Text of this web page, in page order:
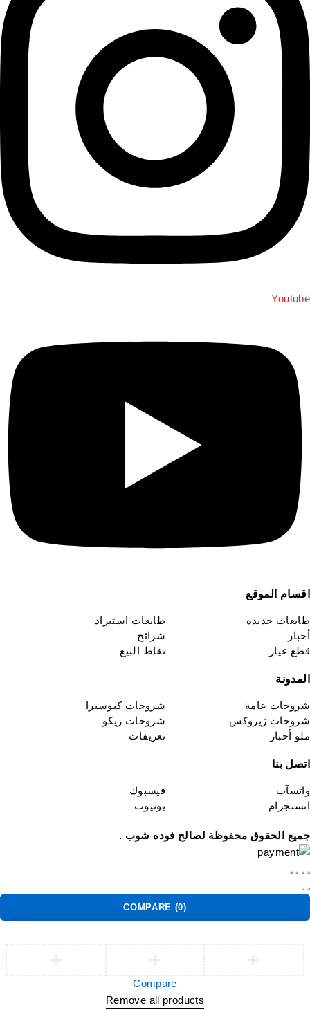
الموقع
جديده
طابعات استيراد
شرائح
غيار
نقاط البيع
عامة
شروحات كيوسيرا
زيروكس
شروحات ريكو
أحبار
تعريفات
بنا
فيسبوك
يوتيوب
الحقوق محفوظة لصالح فوده شوب .
COMPARE (0)
Compare
Remove all products